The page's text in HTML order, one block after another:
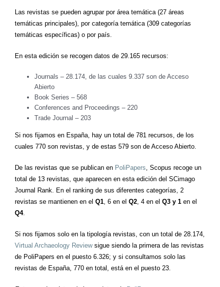
Las revistas se pueden agrupar por área temática (27 áreas
temáticas principales), por categoría temática (309 categorías
temáticas específicas) o por país.
En esta edición se recogen datos de 29.165 recursos:
Journals – 28.174, de las cuales 9.337 son de Acceso
Abierto
Book Series – 568
Conferences and Proceedings – 220
Trade Journal – 203
Si nos fijamos en España, hay un total de 781 recursos, de los
cuales 770 son revistas, y de estas 579 son de Acceso Abierto.
De las revistas que se publican en PoliPapers, Scopus recoge un
total de 13 revistas, que aparecen en esta edición del SCimago
Journal Rank. En el ranking de sus diferentes categorías, 2
revistas se mantienen en el Q1, 6 en el Q2, 4 en el Q3 y 1 en el
Q4.
Si nos fijamos solo en la tipología revistas, con un total de 28.174,
Virtual Archaeology Reviewsigue siendo la primera de las revistas
de PoliPapers en el puesto 6.326; y si consultamos solo las
revistas de España, 770 en total, está en el puesto 23.